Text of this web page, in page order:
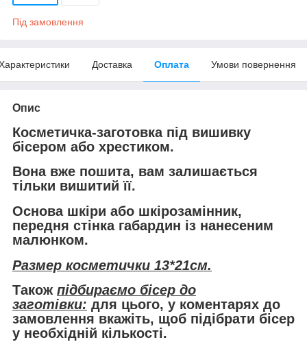
Під замовлення
Доставка Оплата Умови повернення
Опис
Косметичка-заготовка під вишивку
бісером або хрестиком.
Вона вже пошита, вам залишається
тільки вишитий її.
Основа шкіри або шкірозамінник,
передня стінка габардин із нанесеним
малюнком.
Размер косметички 13*21см.
Також підбираємо бісер до
заготівки: для цього, у коментарях до
замовлення вкажіть, щоб підібрати бісер
у необхідній кількості.